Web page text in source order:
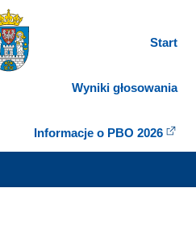
Start
Wyniki głosowania
Informacje o PBO 2026